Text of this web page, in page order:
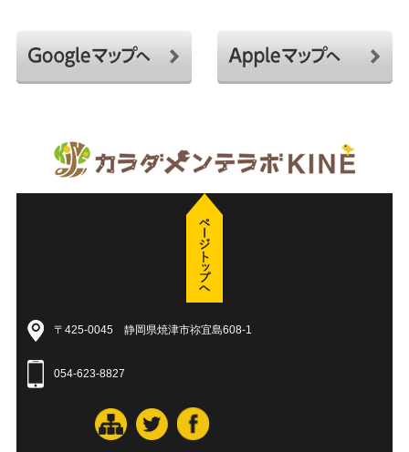
〒425-0045 静岡県焼津市祢宜島608-1
054-623-8827